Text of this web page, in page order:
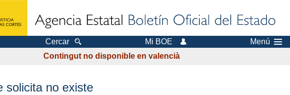
Cercar Mi BOE
Menú
Contingut no disponible en valencià
solicita no existe